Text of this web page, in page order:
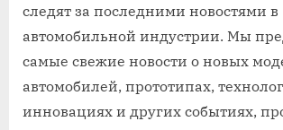
следят за последними новостями в
автомобильной индустрии. Мы
самые свежие новости о новых
автомобилей, прототипах,
инновациях и других событиях,